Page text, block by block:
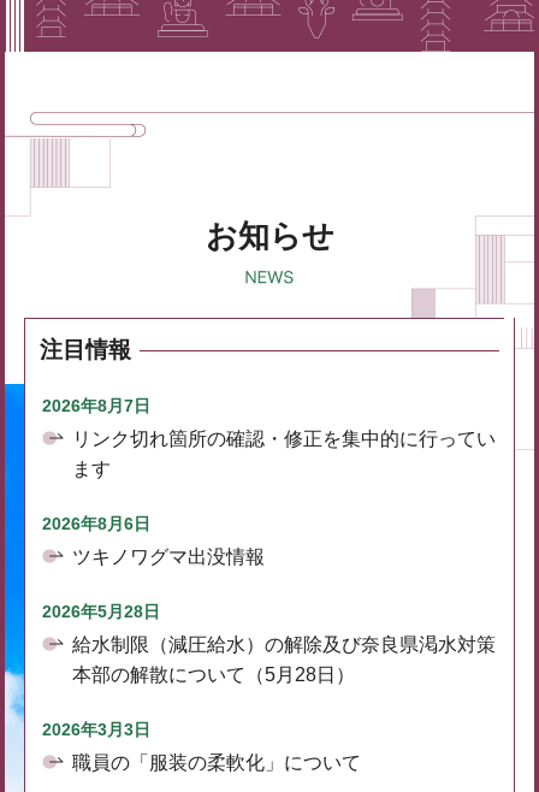
お知らせ
注目情報
2026年8月7日
リンク切れ箇所の確認・修正を集中的に行ってい
ます
2026年8月6日
ツキノワグマ出没情報
2026年5月28日
給水制限（減圧給水）の解除及び奈良県渇水対策
本部の解散について（5月28日）
2026年3月3日
職員の「服装の柔軟化」について